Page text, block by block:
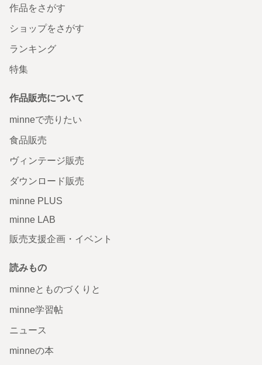
作品をさがす
ショップをさがす
ランキング
特集
作品販売について
minneで売りたい
食品販売
ヴィンテージ販売
ダウンロード販売
minne PLUS
minne LAB
販売支援企画・イベント
読みもの
minneとものづくりと
minne学習帖
ニュース
minneの本